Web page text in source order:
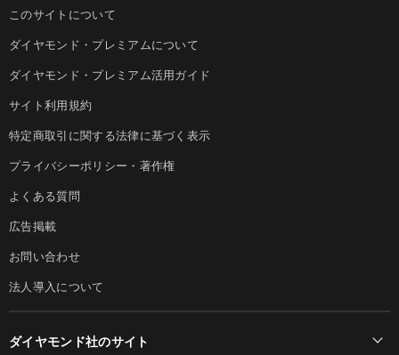
このサイトについて
ダイヤモンド・プレミアムについて
ダイヤモンド・プレミアム活用ガイド
サイト利用規約
特定商取引に関する法律に基づく表示
プライバシーポリシー・著作権
よくある質問
広告掲載
お問い合わせ
法人導入について
ダイヤモンド社のサイト